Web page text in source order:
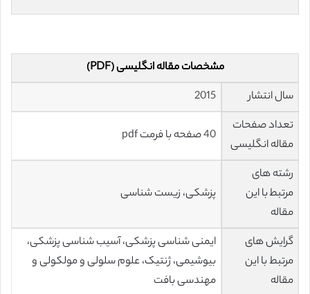
مشخصات مقاله انگلیسی (PDF)
سال انتشار
2015
تعداد صفحات
مقاله انگلیسی
40 صفحه با فرمت pdf
رشته های
مرتبط با این
مقاله
پزشکی، زیست شناسی
گرایش های
مرتبط با این
مقاله
ایمنی شناسی پزشکی، آسیب شناسی پزشکی،
بیوشیمی، ژنتیک، علوم سلولی و مولکولی و
مهندسی بافت